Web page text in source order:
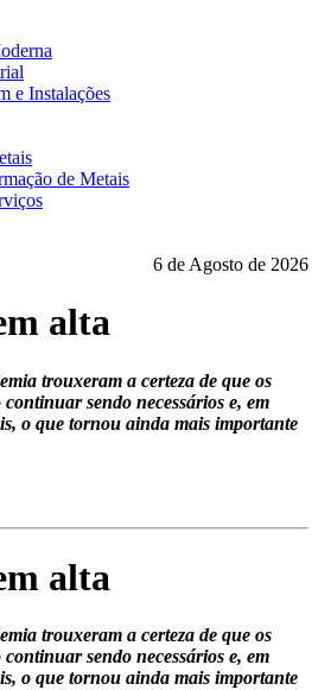
e Instalações
de Metais
6 de Agosto de 2026
alta
trouxeram a certeza de que os
sendo necessários e, em
o que tornou ainda mais importante
alta
trouxeram a certeza de que os
sendo necessários e, em
o que tornou ainda mais importante